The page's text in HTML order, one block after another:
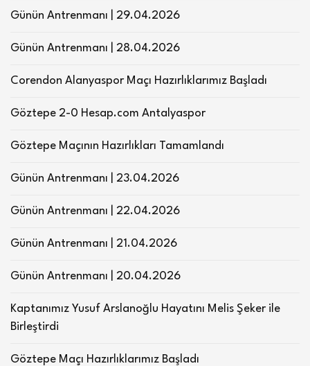
Günün Antrenmanı | 29.04.2026
Günün Antrenmanı | 28.04.2026
Corendon Alanyaspor Maçı Hazırlıklarımız Başladı
Göztepe 2-0 Hesap.com Antalyaspor
Göztepe Maçının Hazırlıkları Tamamlandı
Günün Antrenmanı | 23.04.2026
Günün Antrenmanı | 22.04.2026
Günün Antrenmanı | 21.04.2026
Günün Antrenmanı | 20.04.2026
Kaptanımız Yusuf Arslanoğlu Hayatını Melis Şeker ile
Birleştirdi
Göztepe Maçı Hazırlıklarımız Başladı